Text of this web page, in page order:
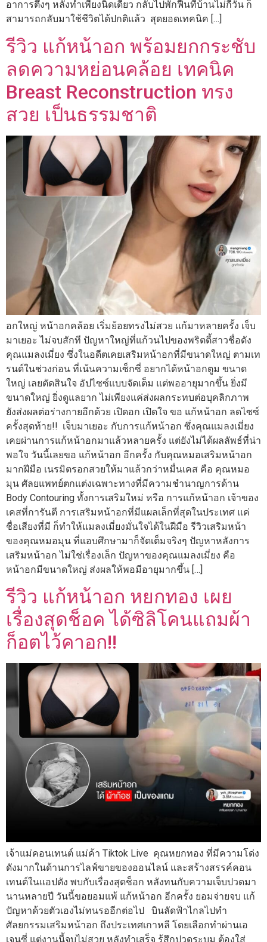
อาการตึงๆ หลังทำเพียงนิดเดียว กลับไปพักฟื้นที่บ้านไม่กี่วัน ก็
สามารถกลับมาใช้ชีวิตได้ปกติแล้ว สุดยอดเทคนิค […]
รีวิว แก้หน้าอก พร้อมยกกระชับ
ลดความหย่อนคล้อย เทคนิค
Breast Reconstruction ทรง
สวย เป็นธรรมชาติ
อกใหญ่ หน้าอกคล้อย เริ่มย้อยทรงไม่สวย แก้มาหลายครั้ง เจ็บ
มาเยอะ ไม่จบสักที ปัญหาใหญ่ที่แก้วนไปของพริตตี้สาวชื่อดัง
คุณแมลงเมี่ยง ซึ่งในอดีตเคยเสริมหน้าอกที่มีขนาดใหญ่ ตามเท
รนด์ในช่วงก่อน ที่เน้นความเซ็กซี่ อยากได้หน้าอกตูม ขนาด
ใหญ่ เลยตัดสินใจ อัปไซซ์แบบจัดเต็ม แต่พออายุมากขึ้น ยิ่งมี
ขนาดใหญ่ ยิ่งดูแลยาก ไม่เพียงแค่ส่งผลกระทบต่อบุคลิกภาพ
ยังส่งผลต่อร่างกายอีกด้วย เปิดอก เปิดใจ ขอ แก้หน้าอก ลดไซซ์
ครั้งสุดท้าย!! เจ็บมาเยอะ กับการแก้หน้าอก ซึ่งคุณแมลงเมี่ยง
เคยผ่านการแก้หน้าอกมาแล้วหลายครั้ง แต่ยังไม่ได้ผลลัพธ์ที่น่า
พอใจ วันนี้เลยขอ แก้หน้าอก อีกครั้ง กับคุณหมอเสริมหน้าอก
มากฝีมือ เนรมิตรอกสวยให้มาแล้วกว่าหมื่นเคส คือ คุณหมอ
มุน ศัลยแพทย์ตกแต่งเฉพาะทางที่มีความชำนาญการด้าน
Body Contouring ทั้งการเสริมใหม่ หรือ การแก้หน้าอก เจ้าของ
เคสที่การันตี การเสริมหน้าอกที่มีแผลเล็กที่สุดในประเทศ แค่
ชื่อเสียงที่มี ก็ทำให้แมลงเมี่ยงมั่นใจได้ในฝีมือ รีวิวเสริมหน้า
ของคุณหมอมุน ที่แอบศึกษามาก็จัดเต็มจริงๆ ปัญหาหลังการ
เสริมหน้าอก ไม่ใช่เรื่องเล็ก ปัญหาของคุณแมลงเมี่ยง คือ
หน้าอกมีขนาดใหญ่ ส่งผลให้พอมีอายุมากขึ้น […]
รีวิว แก้หน้าอก หยกทอง เผย
เรื่องสุดช็อค ได้ซิลิโคนแถมผ้า
ก็อตไว้คาอก!!
เจ้าแม่คอนเทนต์ แม่ค้า Tiktok Live คุณหยกทอง ที่มีความโด่ง
ดังมากในด้านการไลฟ์ขายของออนไลน์ และสร้างสรรค์คอน
เทนต์ในแอปดัง พบกับเรื่องสุดช็อก หลังทนกับความเจ็บปวดมา
นานหลายปี วันนี้ขอยอมแพ้ แก้หน้าอก อีกครั้ง ยอมจ่ายจบ แก้
ปัญหาด้วยตัวเองไม่ทนรออีกต่อไป บินลัดฟ้าไกลไปทำ
ศัลยกรรมเสริมหน้าอก ถึงประเทศเกาหลี โดยเลือกทำผ่านเอ
เจนซี่ แต่งานนี้จบไม่สวย หลังทำเสร็จ รู้สึกปวดระบม ต้องใส่